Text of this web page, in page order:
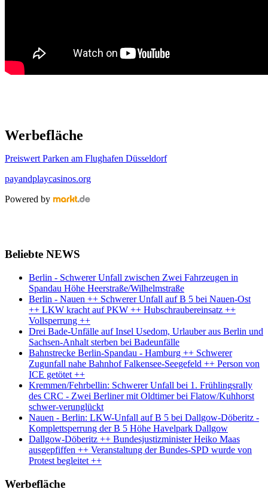
Werbefläche
Preiswert Parken am Flughafen Düsseldorf
payandplaycasinos.org
Powered by
Beliebte NEWS
Berlin - Schwerer Unfall zwischen Zwei Fahrzeugen in
Spandau Höhe Heerstraße/Wilhelmstraße
Berlin - Nauen ++ Schwerer Unfall auf B 5 bei Nauen-Ost
++ LKW kracht auf PKW ++ Hubschraubereinsatz ++
Vollsperrung ++
Drei Bade-Unfälle auf Insel Usedom, Urlauber aus Berlin und
Sachsen-Anhalt sterben bei Badeunfälle
Bahnstrecke Berlin-Spandau - Hamburg ++ Schwerer
Zugunfall nahe Bahnhof Falkensee-Seegefeld ++ Person von
ICE getötet ++
Kremmen/Fehrbellin: Schwerer Unfall bei 1. Frühlingsrally
des CRC - Zwei Berliner mit Oldtimer bei Flatow/Kuhhorst
schwer-verunglückt
Nauen - Berlin: LKW-Unfall auf B 5 bei Dallgow-Döberitz -
Komplettsperrung der B 5 Höhe Havelpark Dallgow
Dallgow-Döberitz ++ Bundesjustizminister Heiko Maas
ausgepfiffen ++ Veranstaltung der Bundes-SPD wurde von
Protest begleitet ++
Werbefläche